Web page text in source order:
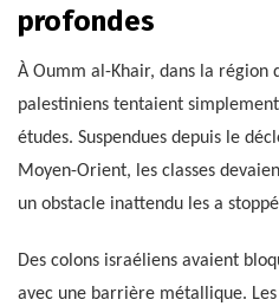
profondes
À Oumm al-Khair, dans la région
palestiniens tentaient
études. Suspendues depuis le
Moyen-Orient, les classes
un obstacle inattendu les a
Des colons israéliens avaient
avec une barrière métallique.